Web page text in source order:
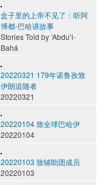
盒子里的上帝不见了：听阿
博都-巴哈讲故事
Stories Told by ‘Abdu’l-
Bahá
20220321 179年诺鲁孜致
伊朗追随者
20220321
20220104 致全球巴哈伊
20220104
20220103 致辅助团成员
20220103